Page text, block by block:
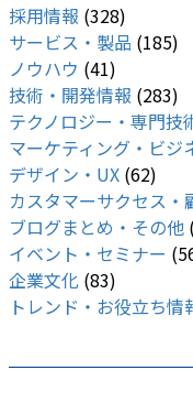
採用情報 (328)
サービス・製品 (185)
ノウハウ (41)
技術・開発情報 (283)
テクノロジー・専門技
マーケティング・ビジ
デザイン・UX (62)
カスタマーサクセス・
ブログまとめ・その他
イベント・セミナー
企業文化 (83)
トレンド・お役立ち情